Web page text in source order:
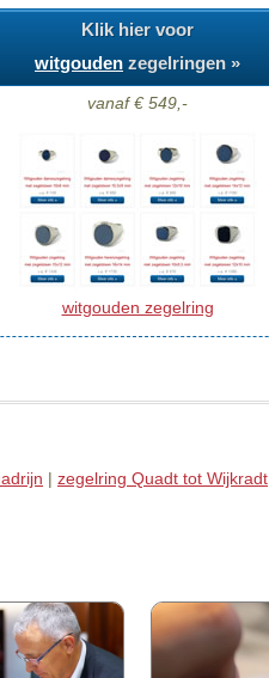
Klik hier voor
witgouden zegelringen »
vanaf € 549,-
witgouden zegelring
| zegelring Quadt tot Wijkradt